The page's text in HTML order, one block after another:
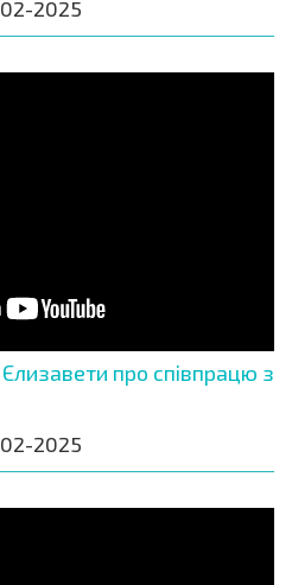
2025
про співпрацю з
2025